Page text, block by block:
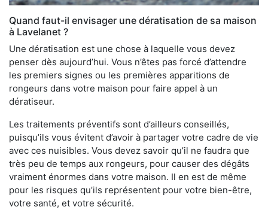
Quand faut-il envisager une dératisation de sa maison
à Lavelanet ?
Une dératisation est une chose à laquelle vous devez
penser dès aujourd’hui. Vous n’êtes pas forcé d’attendre
les premiers signes ou les premières apparitions de
rongeurs dans votre maison pour faire appel à un
dératiseur.
Les traitements préventifs sont d’ailleurs conseillés,
puisqu’ils vous évitent d’avoir à partager votre cadre de vie
avec ces nuisibles. Vous devez savoir qu’il ne faudra que
très peu de temps aux rongeurs, pour causer des dégâts
vraiment énormes dans votre maison. Il en est de même
pour les risques qu’ils représentent pour votre bien-être,
votre santé, et votre sécurité.